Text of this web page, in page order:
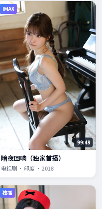
IMAX
99:49
暗夜回响（独家首播）
电视剧 · 印度 · 2018
独播